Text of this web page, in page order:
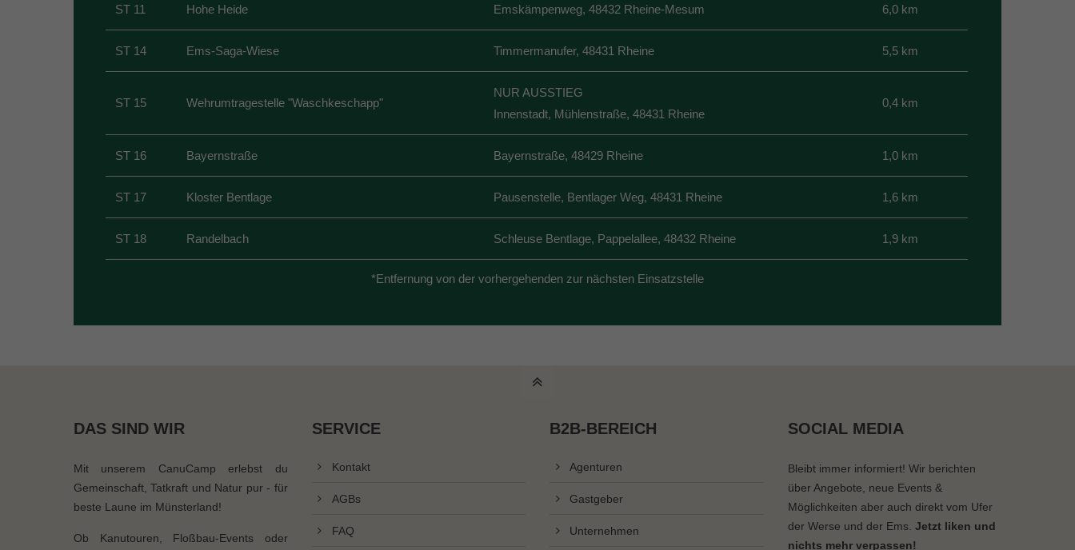
ST 11 Hohe Heide Emskämpenweg, 48432 Rheine-Mesum 6,0 km
ST 14 Ems-Saga-Wiese Timmermanufer, 48431 Rheine 5,5 km
ST 15 Wehrumtragestelle "Waschkeschapp"
NUR AUSSTIEG
Innenstadt, Mühlenstraße, 48431 Rheine
0,4 km
ST 16 Bayernstraße Bayernstraße, 48429 Rheine 1,0 km
ST 17 Kloster Bentlage Pausenstelle, Bentlager Weg, 48431 Rheine 1,6 km
ST 18 Randelbach Schleuse Bentlage, Pappelallee, 48432 Rheine 1,9 km
*Entfernung von der vorhergehenden zur nächsten Einsatzstelle
DAS SIND WIR
Mit unserem CanuCamp erlebst du
Gemeinschaft, Tatkraft und Natur pur - für
beste Laune im Münsterland!
Ob Kanutouren, Floßbau-Events oder
SERVICE
Kontakt
AGBs
FAQ
B2B-BEREICH
Agenturen
Gastgeber
Unternehmen
SOCIAL MEDIA
Bleibt immer informiert! Wir berichten
über Angebote, neue Events &
Möglichkeiten aber auch direkt vom Ufer
der Werse und der Ems. Jetzt liken und
nichts mehr verpassen!